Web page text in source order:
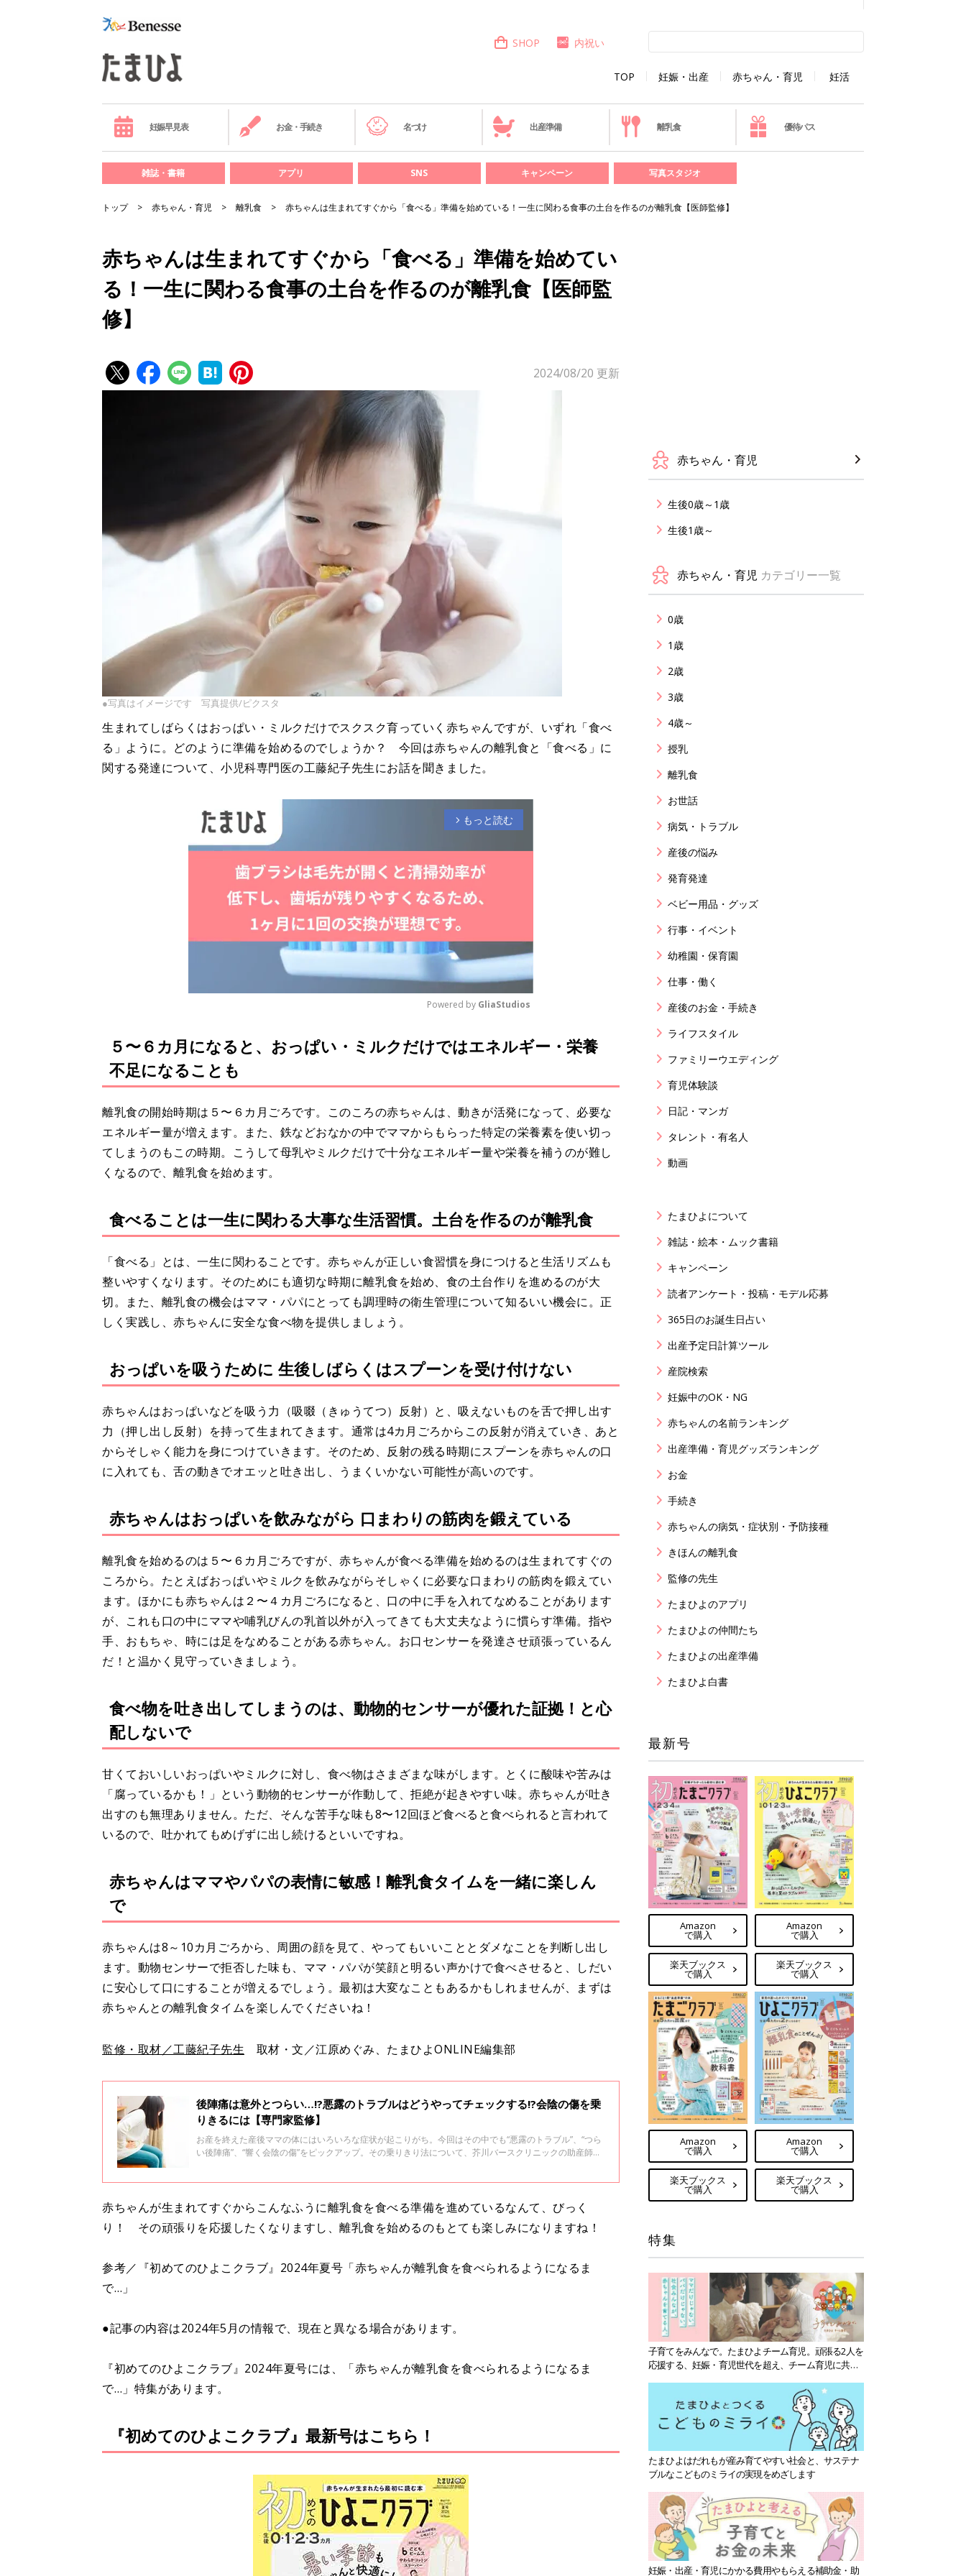
TOP 妊娠・出産 赤ちゃん・育児 妊活
SHOP 内祝い
妊娠早見表 お金・手続き 名づけ 出産準備 離乳食 優待パス
雑誌・書籍 アプリ SNS キャンペーン 写真スタジオ
トップ 赤ちゃん・育児 離乳食 赤ちゃんは生まれてすぐから「食べる」準備を始めている！一生に関わる食事の土台を作るのが離乳食【医師監修】
赤ちゃんは生まれてすぐから「食べる」準備を始めてい
る！一生に関わる食事の土台を作るのが離乳食【医師監
修】
2024/08/20 更新
●写真はイメージです 写真提供/ピクスタ
生まれてしばらくはおっぱい・ミルクだけでスクスク育っていく赤ちゃんですが、いずれ「食べ
る」ように。どのように準備を始めるのでしょうか？ 今回は赤ちゃんの離乳食と「食べる」に
関する発達について、小児科専門医の工藤紀子先生にお話を聞きました。
arrow_forward_ios もっと読む
M
t
e
Powered by GliaStudios
５〜６カ⽉になると、おっぱい・ミルクだけではエネルギー・栄養
不足になることも
離乳食の開始時期は５〜６カ月ごろです。このころの赤ちゃんは、動きが活発になって、必要な
エネルギー量が増えます。また、鉄などおなかの中でママからもらった特定の栄養素を使い切っ
てしまうのもこの時期。こうして母乳やミルクだけで十分なエネルギー量や栄養を補うのが難し
くなるので、離乳食を始めます。
⾷べることは⼀⽣に関わる⼤事な⽣活習慣。⼟台を作るのが離乳⾷
「食べる」とは、一生に関わることです。赤ちゃんが正しい食習慣を身につけると生活リズムも
整いやすくなります。そのためにも適切な時期に離乳食を始め、食の土台作りを進めるのが大
切。また、離乳食の機会はママ・パパにとっても調理時の衛生管理について知るいい機会に。正
しく実践し、赤ちゃんに安全な食べ物を提供しましょう。
おっぱいを吸うために 生後しばらくはスプーンを受け付けない
赤ちゃんはおっぱいなどを吸う力（吸啜（きゅうてつ）反射）と、吸えないものを舌で押し出す
力（押し出し反射）を持って生まれてきます。通常は4カ月ごろからこの反射が消えていき、あと
からそしゃく能力を身につけていきます。そのため、反射の残る時期にスプーンを赤ちゃんの口
に入れても、舌の動きでオエッと吐き出し、うまくいかない可能性が高いのです。
赤ちゃんはおっぱいを飲みながら 口まわりの筋肉を鍛えている
離乳食を始めるのは５〜６カ月ごろですが、赤ちゃんが食べる準備を始めるのは生まれてすぐの
ころから。たとえばおっぱいやミルクを飲みながらそしゃくに必要な口まわりの筋肉を鍛えてい
ます。ほかにも赤ちゃんは２〜４カ月ごろになると、口の中に手を入れてなめることがあります
が、これも口の中にママや哺乳びんの乳首以外が入ってきても大丈夫なように慣らす準備。指や
手、おもちゃ、時には足をなめることがある赤ちゃん。お口センサーを発達させ頑張っているん
だ！と温かく見守っていきましょう。
食べ物を吐き出してしまうのは、動物的センサーが優れた証拠！と心
配しないで
甘くておいしいおっぱいやミルクに対し、食べ物はさまざまな味がします。とくに酸味や苦みは
「腐っているかも！」という動物的センサーが作動して、拒絶が起きやすい味。赤ちゃんが吐き
出すのも無理ありません。ただ、そんな苦手な味も8〜12回ほど食べると食べられると言われて
いるので、吐かれてもめげずに出し続けるといいですね。
赤ちゃんはママやパパの表情に敏感！離乳食タイムを一緒に楽しん
で
赤ちゃんは8～10カ月ごろから、周囲の顔を見て、やってもいいこととダメなことを判断し出し
ます。動物センサーで拒否した味も、ママ・パパが笑顔と明るい声かけで食べさせると、しだい
に安心して口にすることが増えるでしょう。最初は大変なこともあるかもしれませんが、まずは
赤ちゃんとの離乳食タイムを楽しんでくださいね！
監修・取材／工藤紀子先生 取材・文／江原めぐみ、たまひよONLINE編集部
後陣痛は意外とつらい…!?悪露のトラブルはどうやってチェックする!?会陰の傷を乗
りきるには【専門家監修】
お産を終えた産後ママの体にはいろいろな症状が起こりがち。今回はその中でも“悪露のトラブル”、“つら
い後陣痛”、“響く会陰の傷”をピックアップ。その乗りきり法について、芥川バースクリニックの助産師・
赤ちゃんが生まれてすぐからこんなふうに離乳食を食べる準備を進めているなんて、びっく
り！ その頑張りを応援したくなりますし、離乳食を始めるのもとても楽しみになりますね！
参考／『初めてのひよこクラブ』2024年夏号「赤ちゃんが離乳食を食べられるようになるま
で…」
●記事の内容は2024年5月の情報で、現在と異なる場合があります。
『初めてのひよこクラブ』2024年夏号には、「赤ちゃんが離乳食を食べられるようになるま
で…」特集があります。
『初めてのひよこクラブ』最新号はこちら！
赤ちゃん・育児
生後0歳～1歳
生後1歳～
赤ちゃん・育児 カテゴリー一覧
0歳
1歳
2歳
3歳
4歳～
授乳
離乳食
お世話
病気・トラブル
産後の悩み
発育発達
ベビー用品・グッズ
行事・イベント
幼稚園・保育園
仕事・働く
産後のお金・手続き
ライフスタイル
ファミリーウエディング
育児体験談
日記・マンガ
タレント・有名人
動画
たまひよについて
雑誌・絵本・ムック書籍
キャンペーン
読者アンケート・投稿・モデル応募
365日のお誕生日占い
出産予定日計算ツール
産院検索
妊娠中のOK・NG
赤ちゃんの名前ランキング
出産準備・育児グッズランキング
お金
手続き
赤ちゃんの病気・症状別・予防接種
きほんの離乳食
監修の先生
たまひよのアプリ
たまひよの仲間たち
たまひよの出産準備
たまひよ白書
最新号
Amazon
で購入
楽天ブックス
で購入
Amazon
で購入
楽天ブックス
で購入
Amazon
で購入
楽天ブックス
で購入
Amazon
で購入
楽天ブックス
で購入
特集
子育てをみんなで。たまひよチーム育児。頑張る2人を
応援する、妊娠・育児世代を超え、チーム育児に共感
たまひよはだれもが産み育てやすい社会と、サステナ
ブルなこどものミライの実現をめざします
妊娠・出産・育児にかかる費用やもらえる補助金・助